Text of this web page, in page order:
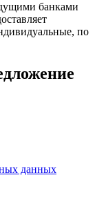
банками
по
данных